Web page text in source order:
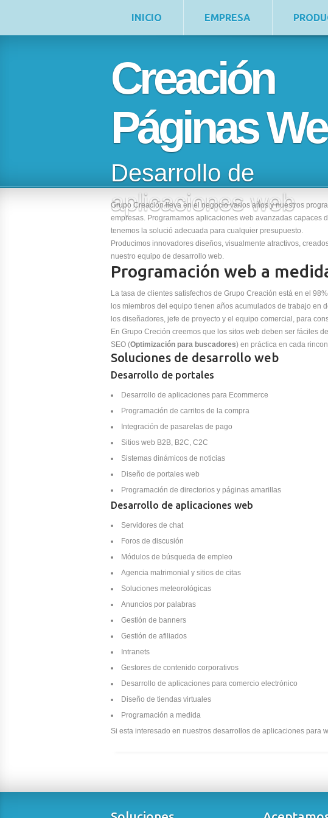
INICIO EMPRESA
Creación
Páginas
Desarrollo de
aplicaciones web
Grupo Creación lleva en el negocio varios años y nuestros
empresas. Programamos aplicaciones web avanzadas capaces
tenemos la solució adecuada para cualquier presupuesto.
Producimos innovadores diseños, visualmente atractivos,
nuestro equipo de desarrollo web.
Programación web a
La tasa de clientes satisfechos de Grupo Creación está en el
los miembros del equipo tienen años acumulados de trabajo en
los diseñadores, jefe de proyecto y el equipo comercial, para
En Grupo Creción creemos que los sitos web deben ser fáciles
SEO (Optimización para buscadores) en práctica en cada
Soluciones de desarrollo web
Desarrollo de portales
Desarrollo de aplicaciones para Ecommerce
Programación de carritos de la compra
Integración de pasarelas de pago
Sitios web B2B, B2C, C2C
Sistemas dinámicos de noticias
Diseño de portales web
Programación de directorios y páginas amarillas
Desarrollo de aplicaciones web
Servidores de chat
Foros de discusión
Módulos de búsqueda de empleo
Agencia matrimonial y sitios de citas
Soluciones meteorológicas
Anuncios por palabras
Gestión de banners
Gestión de afiliados
Intranets
Gestores de contenido corporativos
Desarrollo de aplicaciones para comercio electrónico
Diseño de tiendas virtuales
Programación a medida
Si esta interesado en nuestros desarrollos de aplicaciones para